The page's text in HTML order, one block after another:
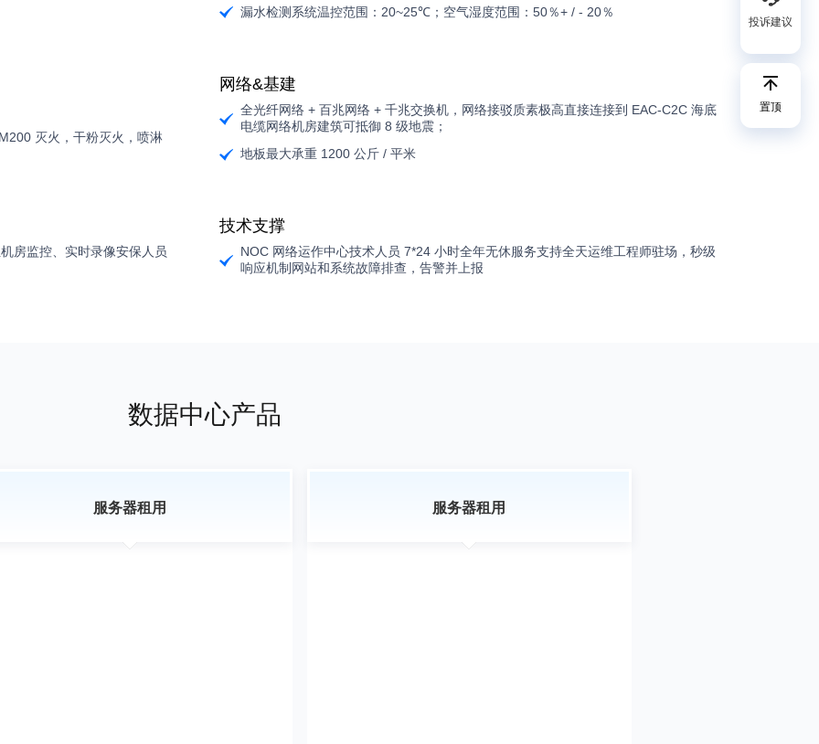
投诉建议
置顶
漏水检测系统温控范围：20~25℃；空气湿度范围：50％+ / - 20％
灭火，干粉灭火，喷淋
网络&基建
全光纤网络 + 百兆网络 + 千兆交换机，网络接驳质素极高直接连接到 EAC-C2C 海底
电缆网络机房建筑可抵御 8 级地震；
地板最大承重 1200 公斤 / 平米
房监控、实时录像安保人员
技术支撑
NOC 网络运作中心技术人员 7*24 小时全年无休服务支持全天运维工程师驻场，秒级
响应机制网站和系统故障排查，告警并上报
数据中心产品
服务器租用 服务器租用